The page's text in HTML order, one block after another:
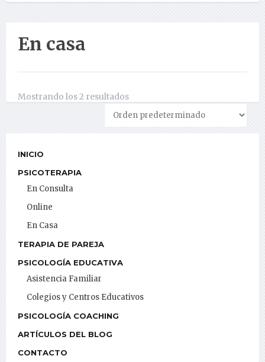
En casa
Mostrando los 2 resultados
INICIO
PSICOTERAPIA
En Consulta
Online
En Casa
TERAPIA DE PAREJA
PSICOLOGÍA EDUCATIVA
Asistencia Familiar
Colegios y Centros Educativos
PSICOLOGÍA COACHING
ARTÍCULOS DEL BLOG
CONTACTO